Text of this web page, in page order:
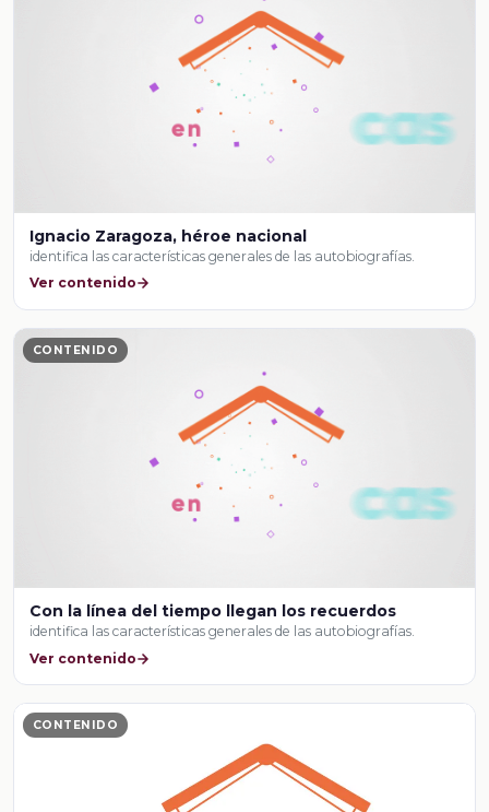
Ignacio Zaragoza, héroe nacional
identifica las características generales de las autobiografías.
Ver contenido
CONTENIDO
Con la línea del tiempo llegan los recuerdos
identifica las características generales de las autobiografías.
Ver contenido
CONTENIDO